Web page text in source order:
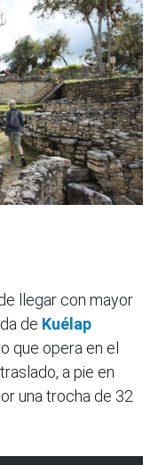
llegar con mayor
de Kuélap
que opera en el
a pie en
una trocha de 32